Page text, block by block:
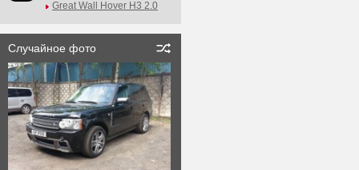
Great Wall Hover H3 2.0
Случайное фото